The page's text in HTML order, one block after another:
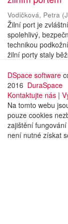
Vodičková, Petra (
Žilní port je
spolehlivý,
technikou
žilní porty staly
DSpace software
2016 DuraSpace
Kontaktujte nás |
Na tomto webu
pouze cookies
zajištění
není nutné získat